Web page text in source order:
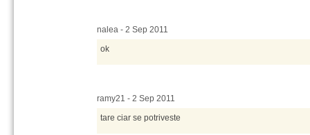
nalea - 2 Sep 2011
ok
ramy21 - 2 Sep 2011
tare ciar se potriveste